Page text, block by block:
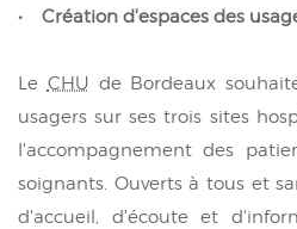
• Création d'espaces des
Le CHU de Bordeaux
usagers sur ses trois sites
l'accompagnement des
soignants. Ouverts à tous et
d'accueil, d'écoute et